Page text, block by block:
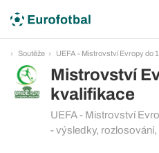
Soutěže UEFA - Mistrovství Evropy do
Mistrovství
kvalifikace
UEFA - Mistrovství
- výsledky, rozlosování,